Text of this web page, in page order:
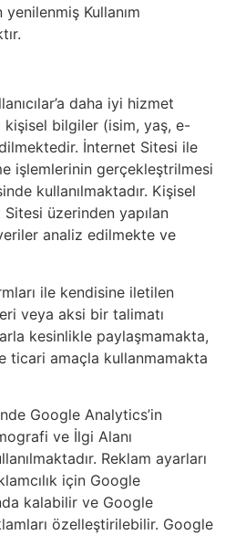
Kullanım
daha iyi hizmet
kişisel bilgiler (isim, yaş, e-
İnternet Sitesi ile
işlemlerinin gerçekleştrilmesi
kullanılmaktadır. Kişisel
üzerinden yapılan
analiz edilmekte ve
ile kendisine iletilen
veya aksi bir talimatı
kesinlikle paylaşmamakta,
ticari amaçla kullanmamakta
Google Analytics’in
ve İlgi Alanı
Reklam ayarları
için Google
kalabilir ve Google
özelleştirilebilir. Google